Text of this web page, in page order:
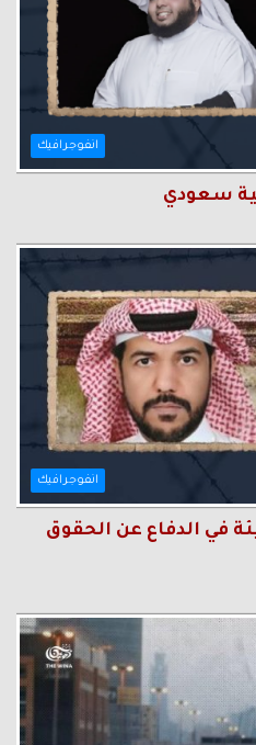
انفوجرافيك
سعودي
انفوجرافيك
في الدفاع عن الحقوق